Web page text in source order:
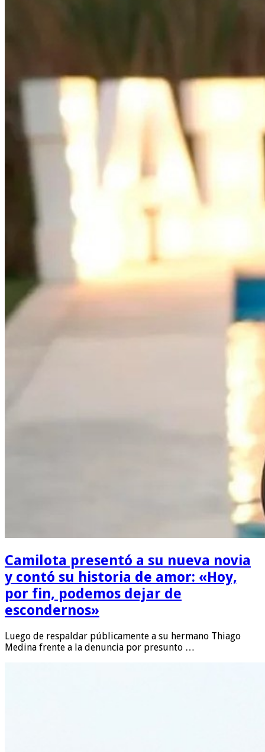
Camilota presentó a su nueva novia
y contó su historia de amor: «Hoy,
por fin, podemos dejar de
escondernos»
Luego de respaldar públicamente a su hermano Thiago
Medina frente a la denuncia por presunto …